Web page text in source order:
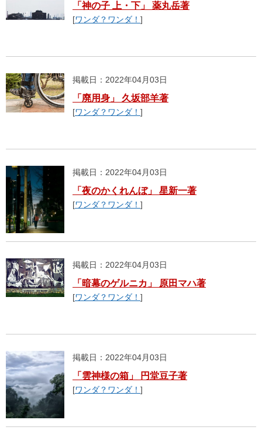
「神の子 上・下」 薬丸岳著
[ワンダ？ワンダ！ ]
掲載日：2022年04月03日
「廃用身」 久坂部羊著
[ワンダ？ワンダ！ ]
掲載日：2022年04月03日
「夜のかくれんぼ」 星新一著
[ワンダ？ワンダ！ ]
掲載日：2022年04月03日
「暗幕のゲルニカ」 原田マハ著
[ワンダ？ワンダ！ ]
掲載日：2022年04月03日
「雲神様の箱」 円堂豆子著
[ワンダ？ワンダ！ ]